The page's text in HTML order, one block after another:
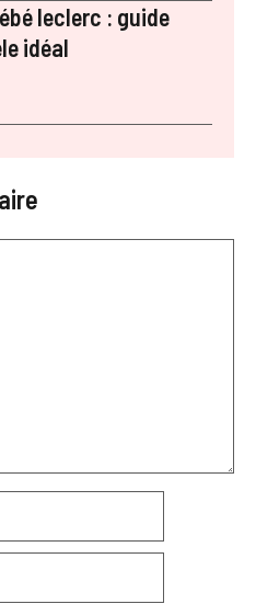
leclerc : guide
idéal